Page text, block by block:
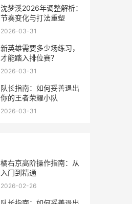
沈梦溪2026年调整解析：
节奏变化与打法重塑
2026-03-31
新英雄需要多少场练习，
才能踏入排位赛？
2026-03-31
队长指南：如何妥善退出
你的王者荣耀小队
2026-03-31
橘右京高阶操作指南：从
入门到精通
2026-02-26